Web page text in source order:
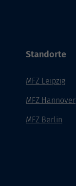
Standorte
MFZ Leipzig
MFZ Hannover
MFZ Berlin